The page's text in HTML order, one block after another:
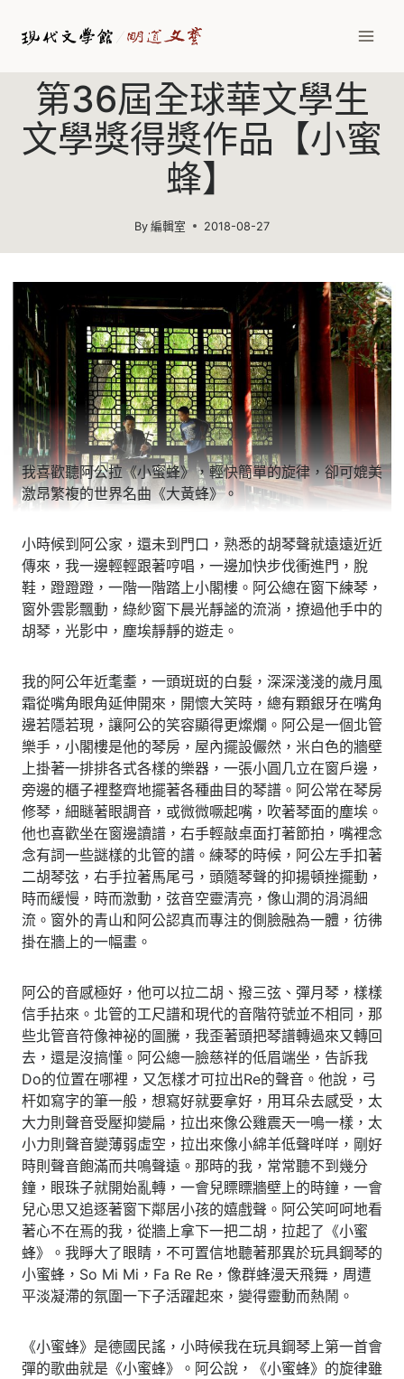
第36屆全球華文學生
文學獎得獎作品【小蜜
蜂】
By 編輯室 2018-08-27
我喜歡聽阿公拉《小蜜蜂》，輕快簡單的旋律，卻可媲美
激昂繁複的世界名曲《大黃蜂》。
小時候到阿公家，還未到門口，熟悉的胡琴聲就遠遠近近
傳來，我一邊輕輕跟著哼唱，一邊加快步伐衝進門，脫
鞋，蹬蹬蹬，一階一階踏上小閣樓。阿公總在窗下練琴，
窗外雲影飄動，綠紗窗下晨光靜謐的流淌，撩過他手中的
胡琴，光影中，塵埃靜靜的遊走。
我的阿公年近耄耋，一頭斑斑的白髮，深深淺淺的歲月風
霜從嘴角眼角延伸開來，開懷大笑時，總有顆銀牙在嘴角
邊若隱若現，讓阿公的笑容顯得更燦爛。阿公是一個北管
樂手，小閣樓是他的琴房，屋內擺設儼然，米白色的牆壁
上掛著一排排各式各樣的樂器，一張小圓几立在窗戶邊，
旁邊的櫃子裡整齊地擺著各種曲目的琴譜。阿公常在琴房
修琴，細瞇著眼調音，或微微噘起嘴，吹著琴面的塵埃。
他也喜歡坐在窗邊讀譜，右手輕敲桌面打著節拍，嘴裡念
念有詞一些謎樣的北管的譜。練琴的時候，阿公左手扣著
二胡琴弦，右手拉著馬尾弓，頭隨琴聲的抑揚頓挫擺動，
時而緩慢，時而激動，弦音空靈清亮，像山澗的涓涓細
流。窗外的青山和阿公認真而專注的側臉融為一體，彷彿
掛在牆上的一幅畫。
阿公的音感極好，他可以拉二胡、撥三弦、彈月琴，樣樣
信手拈來。北管的工尺譜和現代的音階符號並不相同，那
些北管音符像神祕的圖騰，我歪著頭把琴譜轉過來又轉回
去，還是沒搞懂。阿公總一臉慈祥的低眉端坐，告訴我
Do的位置在哪裡，又怎樣才可拉出Re的聲音。他說，弓
杆如寫字的筆一般，想寫好就要拿好，用耳朵去感受，太
大力則聲音受壓抑變扁，拉出來像公雞震天一鳴一樣，太
小力則聲音變薄弱虛空，拉出來像小綿羊低聲咩咩，剛好
時則聲音飽滿而共鳴聲遠。那時的我，常常聽不到幾分
鐘，眼珠子就開始亂轉，一會兒瞟瞟牆壁上的時鐘，一會
兒心思又追逐著窗下鄰居小孩的嬉戲聲。阿公笑呵呵地看
著心不在焉的我，從牆上拿下一把二胡，拉起了《小蜜
蜂》。我睜大了眼睛，不可置信地聽著那異於玩具鋼琴的
小蜜蜂，So Mi Mi，Fa Re Re，像群蜂漫天飛舞，周遭
平淡凝滯的氛圍一下子活躍起來，變得靈動而熱鬧。
《小蜜蜂》是德國民謠，小時候我在玩具鋼琴上第一首會
彈的歌曲就是《小蜜蜂》。阿公說，《小蜜蜂》的旋律雖